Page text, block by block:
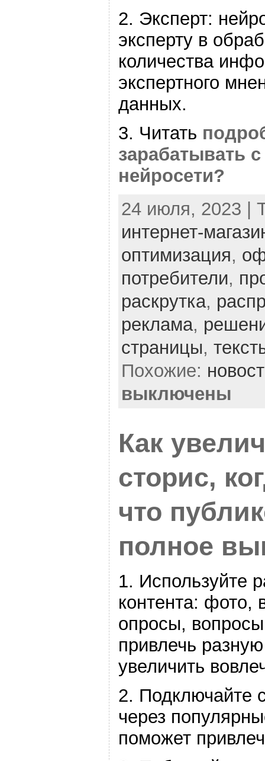
2. Эксперт:
эксперту в
количества
экспертного
данных.
3. Читать
зарабатывать
нейросети?
24 июля, 2023 |
интернет-
оптимизация,
потребители,
раскрутка,
реклама,
страницы,
Похожие:
выключены
Как
сторис,
что
полное
1. Используйте
контента: фото,
опросы,
привлечь
увеличить
2. Подключайте
через
поможет